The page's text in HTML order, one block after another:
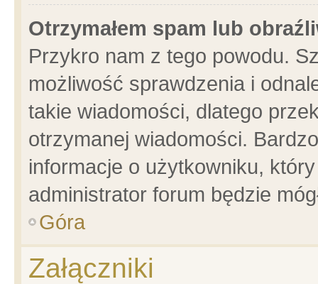
Otrzymałem spam lub
Przykro nam z tego powodu.
możliwość sprawdzenia i
takie wiadomości, dlatego
otrzymanej wiadomości.
informacje o użytkowniku,
administrator forum będzie
Góra
Załączniki